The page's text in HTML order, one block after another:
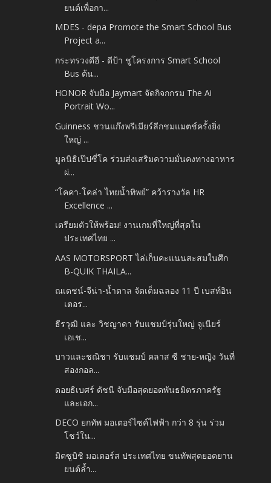
ยนต์เพื่อกา...
MDES - depa Promote the Smart School Bus
Project a...
กระทรวงดีอี - ดีป้า ชูโครงการ Smart School
Bus ต้น...
HONOR จับมือ Jaymart จัดกิจกกรม The Ai
Portrait Wo...
Guinness ชวนแก๊งพรีเมียร์ลีกชมแมตช์ครั้งยิ่ง
ใหญ่ ...
มูลนิธิเป๊ปซี่โค ร่วมส่งเสริมความมั่นคงทางอาหาร
ผ่...
“โคคา-โคล่า ไทยน้ำทิพย์” คว้ารางวัล HR
Excellence ...
เตรียมตัวให้พร้อม! งานเกมที่ใหญ่ที่สุดใน
ประเทศไทย ...
AAS MOTORSPORT ไล่เก็บคะแนนสะสมในศึก
B-QUIK THAILA...
ณเดชน์-จีน่า-น้ำตาล จัดเต็มฉลอง 11 ปี เบสท์อิน
เตอร...
ธีรวุฒิ และ วิชญาดา รับแชมป์รุ่นใหญ่ จูเนียร์
เอเช...
บาวและชณิชา รับแชมป์ คลาส ซี ชาย-หญิง วันที่
สองกอล...
ดอยธิเบศร์ ดัชนี จับมือสุดยอดพันธมิตรภาครัฐ
และเอก...
DECO ยกทัพ มอเตอร์ไซค์ไฟฟ้า กว่า 8 รุ่น ร่วม
โชว์ใน...
มิตซูบิชิ มอเตอร์ส ประเทศไทย ขนทัพสุดยอดยาน
ยนต์ล้ำ...